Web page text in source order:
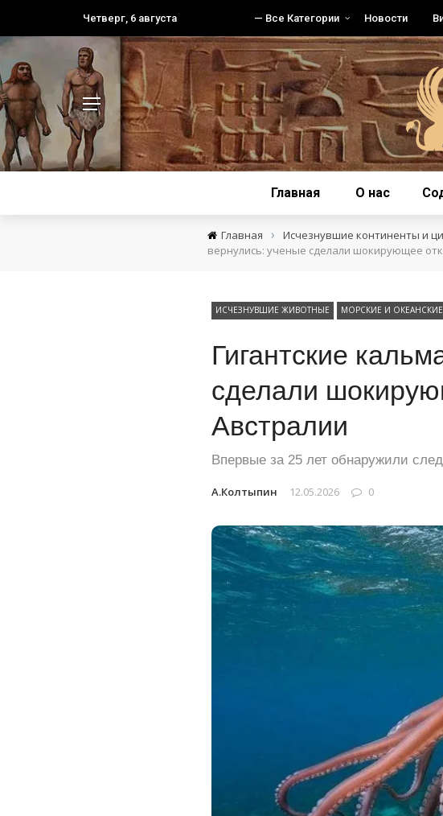
Четверг, 6 августа — Все Категории Новости
Главная О нас
Главная › Исчезнувшие континенты и
вернулись: ученые сделали шокирующее
ИСЧЕЗНУВШИЕ ЖИВОТНЫЕ МОРСКИЕ И
Гигантские
сделали
Австралии
Впервые за 25 лет обнаружили
А.Колтыпин 12.05.2026 0